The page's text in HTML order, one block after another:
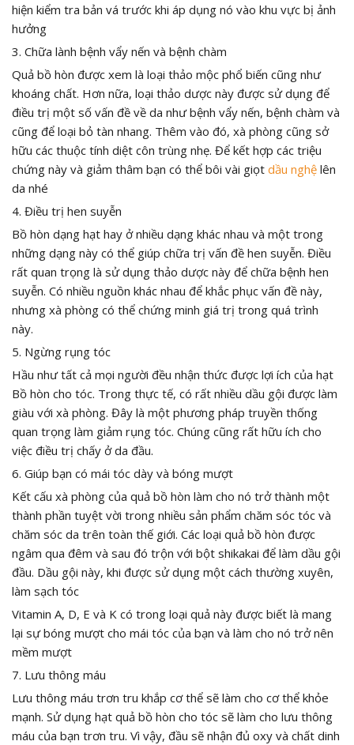
hiện kiểm tra bản vá trước khi áp dụng nó vào khu vực bị ảnh
hưởng
3. Chữa lành bệnh vẩy nến và bệnh chàm
Quả bồ hòn được xem là loại thảo mộc phổ biến cũng như
khoáng chất. Hơn nữa, loại thảo dược này được sử dụng để
điều trị một số vấn đề về da như bệnh vẩy nến, bệnh chàm và
cũng để loại bỏ tàn nhang. Thêm vào đó, xà phòng cũng sở
hữu các thuộc tính diệt côn trùng nhẹ. Để kết hợp các triệu
chứng này và giảm thâm bạn có thể bôi vài giọt dầu nghệ lên
da nhé
4. Điều trị hen suyễn
Bồ hòn dạng hạt hay ở nhiều dạng khác nhau và một trong
những dạng này có thể giúp chữa trị vấn đề hen suyễn. Điều
rất quan trọng là sử dụng thảo dược này để chữa bệnh hen
suyễn. Có nhiều nguồn khác nhau để khắc phục vấn đề này,
nhưng xà phòng có thể chứng minh giá trị trong quá trình
này.
5. Ngừng rụng tóc
Hầu như tất cả mọi người đều nhận thức được lợi ích của hạt
Bồ hòn cho tóc. Trong thực tế, có rất nhiều dầu gội được làm
giàu với xà phòng. Đây là một phương pháp truyền thống
quan trọng làm giảm rụng tóc. Chúng cũng rất hữu ích cho
việc điều trị chấy ở da đầu.
6. Giúp bạn có mái tóc dày và bóng mượt
Kết cấu xà phòng của quả bồ hòn làm cho nó trở thành một
thành phần tuyệt vời trong nhiều sản phẩm chăm sóc tóc và
chăm sóc da trên toàn thế giới. Các loại quả bồ hòn được
ngâm qua đêm và sau đó trộn với bột shikakai để làm dầu gội
đầu. Dầu gội này, khi được sử dụng một cách thường xuyên,
làm sạch tóc
Vitamin A, D, E và K có trong loại quả này được biết là mang
lại sự bóng mượt cho mái tóc của bạn và làm cho nó trở nên
mềm mượt
7. Lưu thông máu
Lưu thông máu trơn tru khắp cơ thể sẽ làm cho cơ thể khỏe
mạnh. Sử dụng hạt quả bồ hòn cho tóc sẽ làm cho lưu thông
máu của bạn trơn tru. Vì vậy, đầu sẽ nhận đủ oxy và chất dinh